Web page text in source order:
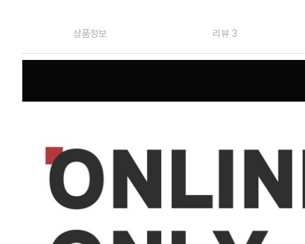
상품정보 리뷰 3